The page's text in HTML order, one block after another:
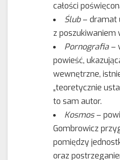
całości
Ślub– dramat
z poszukiwaniem
Pornografia–
powieść,
wewnętrzne,
„teoretycznie
to sam autor.
Kosmos–
Gombrowicz
pomiędzy
oraz